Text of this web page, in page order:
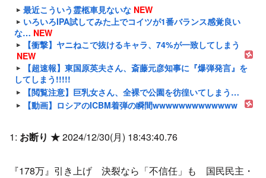
最近こういう霊柩車見ないな NEW
いろいろIPA試してみた上でコイツが1番バランス感覚良い
な… NEW
【衝撃】ヤニねこで抜けるキャラ、74%が一致してしまう
NEW
【超速報】東国原英夫さん、斎藤元彦知事に『爆弾発言』を
してしまう!!!!!
【閲覧注意】巨乳女さん、全裸で公園を彷徨いてしまう…
【動画】ロシアのICBM着弾の瞬間wwwwwwwwwwwww
1: お断り ★2024/12/30(月) 18:43:40.76
『178万』引き上げ 決裂なら「不信任」も 国民民主・